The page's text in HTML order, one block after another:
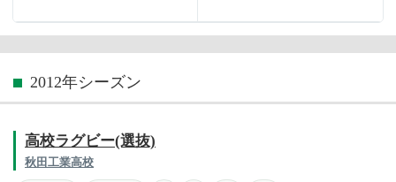
2012年シーズン
高校ラグビー(選抜)
秋田工業高校